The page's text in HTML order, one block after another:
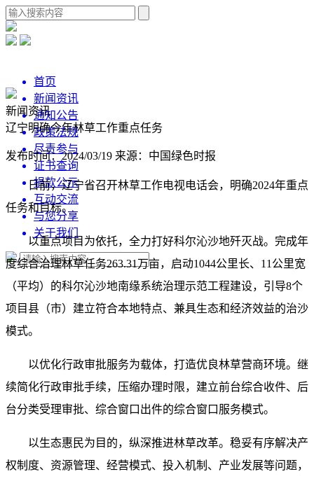
首页
新闻资讯
通知公告
政策法规
尽责参与
证书查询
捐款公示
互动交流
与您分享
关于我们
新闻资讯
辽宁明确今年林草工作重点任务
发布时间：2024/03/19 来源：中国绿色时报
日前，辽宁省召开林草工作电视电话会，明确2024年重点
任务和目标。
以重点项目为依托，全力打好科尔沁沙地歼灭战。完成年
度综合治理林草任务263.31万亩，启动1044公里长、11公里宽
（平均）的科尔沁沙地南缘系统治理示范工程建设，引导8个
项目县（市）建立符合本地特点、兼具生态和经济效益的治沙
模式。
以优化行政审批服务为载体，打造优良林草营商环境。继
续简化行政审批手续，压缩办理时限，建立前台综合收件、后
台分类受理审批、综合窗口出件的综合窗口服务模式。
以生态惠民为目的，纵深推进林草改革。稳妥有序解决产
权制度、资源管理、经营模式、投入机制、产业发展等问题，